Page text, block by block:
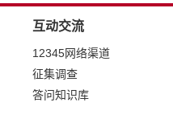
互动交流
12345网络渠道
征集调查
答问知识库